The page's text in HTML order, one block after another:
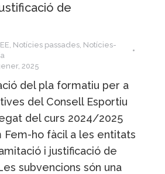
de
, Notícies passades, Notícies-
2025
del pla formatiu per a
del Consell Esportiu
del curs 2024/2025
Fem-ho fàcil a les entitats
i justificació de
subvencions són una